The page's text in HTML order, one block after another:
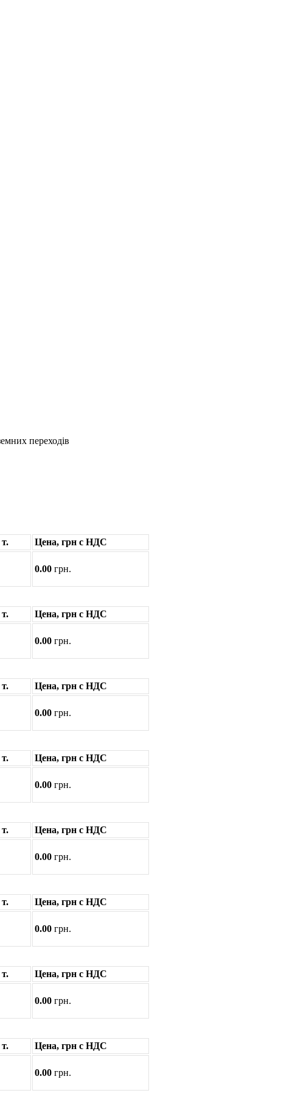
переходів
Цена, грн с НДС
0.00 грн.
Цена, грн с НДС
0.00 грн.
Цена, грн с НДС
0.00 грн.
Цена, грн с НДС
0.00 грн.
Цена, грн с НДС
0.00 грн.
Цена, грн с НДС
0.00 грн.
Цена, грн с НДС
0.00 грн.
Цена, грн с НДС
0.00 грн.